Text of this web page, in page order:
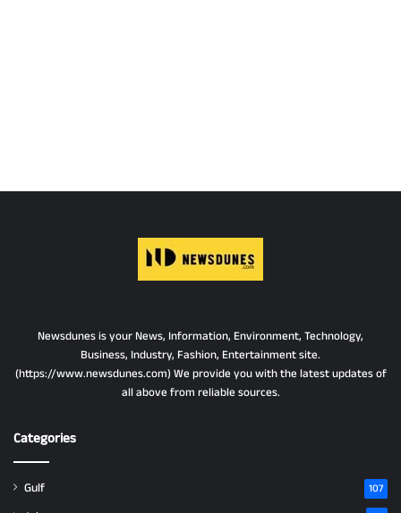
Newsdunes is your News, Information, Environment, Technology,
Business, Industry, Fashion, Entertainment site.
(https://www.newsdunes.com) We provide you with the latest updates of
all above from reliable sources.
Categories
Gulf 107